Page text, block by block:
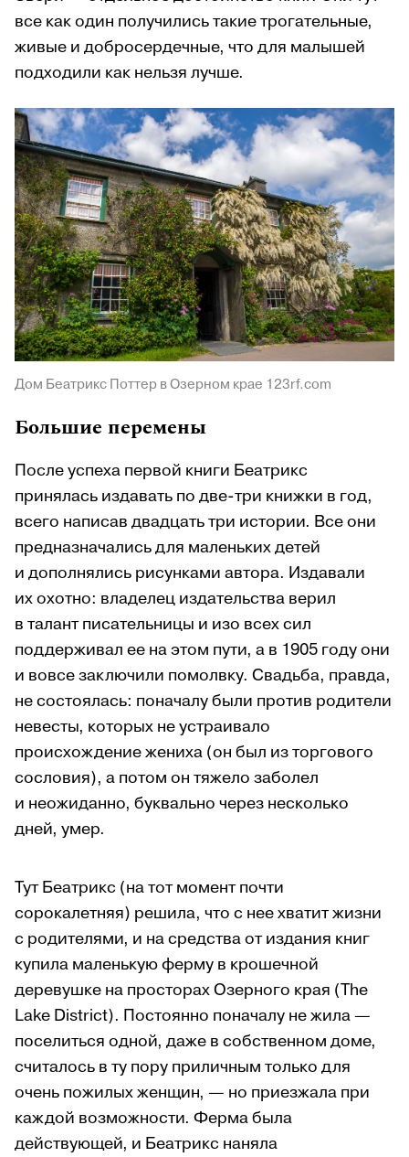
все как один получились такие трогательные,
живые и добросердечные, что для малышей
подходили как нельзя лучше.
Дом Беатрикс Поттер в Озерном крае 123rf.com
Большие перемены
После успеха первой книги Беатрикс
принялась издавать по две-три книжки в год,
всего написав двадцать три истории. Все они
предназначались для маленьких детей
и дополнялись рисунками автора. Издавали
их охотно: владелец издательства верил
в талант писательницы и изо всех сил
поддерживал ее на этом пути, а в 1905 году они
и вовсе заключили помолвку. Свадьба, правда,
не состоялась: поначалу были против родители
невесты, которых не устраивало
происхождение жениха (он был из торгового
сословия), а потом он тяжело заболел
и неожиданно, буквально через несколько
дней, умер.
Тут Беатрикс (на тот момент почти
сорокалетняя) решила, что с нее хватит жизни
с родителями, и на средства от издания книг
купила маленькую ферму в крошечной
деревушке на просторах Озерного края (The
Lake District). Постоянно поначалу не жила —
поселиться одной, даже в собственном доме,
считалось в ту пору приличным только для
очень пожилых женщин, — но приезжала при
каждой возможности. Ферма была
действующей, и Беатрикс наняла